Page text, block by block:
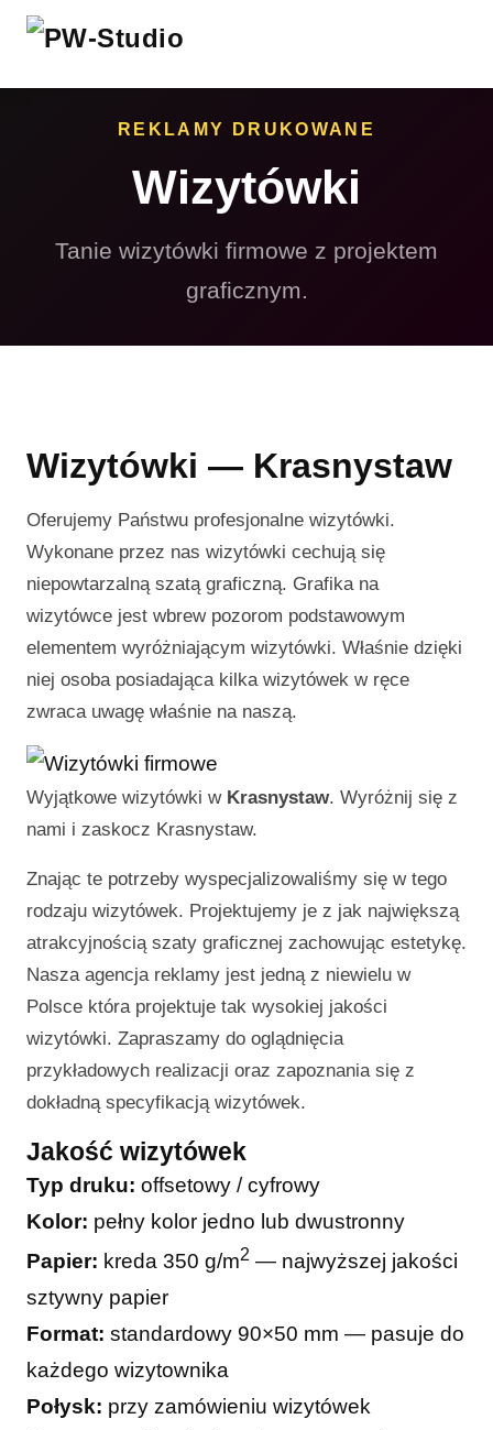
REKLAMY DRUKOWANE
Wizytówki
Tanie wizytówki firmowe z projektem
graficznym.
Wizytówki — Krasnystaw
Oferujemy Państwu profesjonalne wizytówki.
Wykonane przez nas wizytówki cechują się
niepowtarzalną szatą graficzną. Grafika na
wizytówce jest wbrew pozorom podstawowym
elementem wyróżniającym wizytówki. Właśnie dzięki
niej osoba posiadająca kilka wizytówek w ręce
zwraca uwagę właśnie na naszą.
Wyjątkowe wizytówki w Krasnystaw. Wyróżnij się z
nami i zaskocz Krasnystaw.
Znając te potrzeby wyspecjalizowaliśmy się w tego
rodzaju wizytówek. Projektujemy je z jak największą
atrakcyjnością szaty graficznej zachowując estetykę.
Nasza agencja reklamy jest jedną z niewielu w
Polsce która projektuje tak wysokiej jakości
wizytówki. Zapraszamy do oglądnięcia
przykładowych realizacji oraz zapoznania się z
dokładną specyfikacją wizytówek.
Jakość wizytówek
Typ druku: offsetowy / cyfrowy
Kolor: pełny kolor jedno lub dwustronny
Papier: kreda 350 g/m2 — najwyższej jakości
sztywny papier
Format: standardowy 90×50 mm — pasuje do
każdego wizytownika
Połysk: przy zamówieniu wizytówek